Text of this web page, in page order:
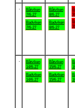
Båtviken
7/6-27
Badviken
7/6-27
Båtviken
8/6-27
Badviken
8/6-27
Båtviken
14/6-27
Badviken
14/6-27
Båtviken
15/6-27
Badviken
15/6-27